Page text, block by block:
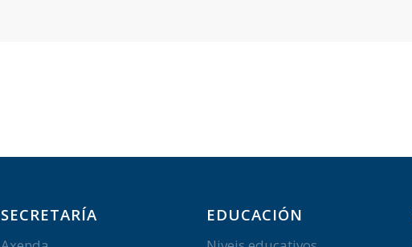
SECRETARÍA EDUCACIÓN